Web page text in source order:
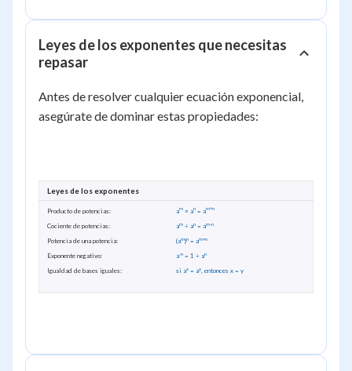
Leyes de los exponentes que necesitas
repasar
Antes de resolver cualquier ecuación exponencial,
asegúrate de dominar estas propiedades:
Leyes de los exponentes
Producto de potencias: am× an= am+n
Cociente de potencias: am÷ an= am-n
Potencia de una potencia: (am)n= am×n
Exponente negativo: a-n= 1 ÷ an
Igualdad de bases iguales: si ax= ay, entonces x = y